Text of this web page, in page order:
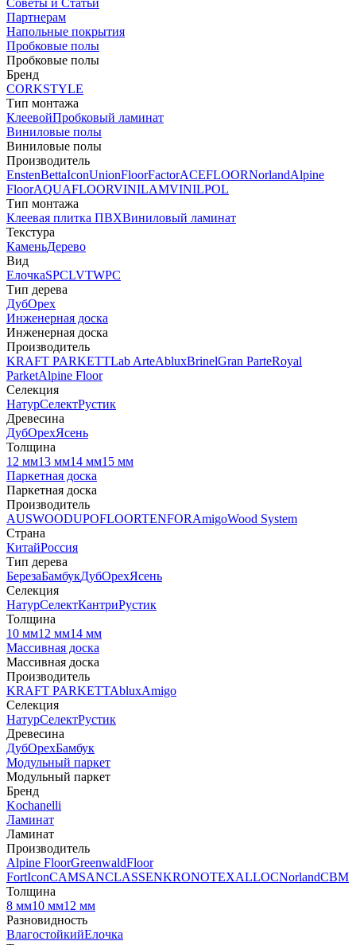
Советы и Статьи
Партнерам
Напольные покрытия
Пробковые полы
Пробковые полы
Бренд
CORKSTYLE
Тип монтажа
КлеевойПробковый ламинат
Виниловые полы
Виниловые полы
Производитель
EnstenBettaIconUnionFloorFactorACEFLOORNorlandAlpine
FloorAQUAFLOORVINILAMVINILPOL
Тип монтажа
Клеевая плитка ПВХВиниловый ламинат
Текстура
КаменьДерево
Вид
ЕлочкаSPCLVTWPC
Тип дерева
ДубОрех
Инженерная доска
Инженерная доска
Производитель
KRAFT PARKETTLab ArteAbluxBrinelGran ParteRoyal
ParketAlpine Floor
Селекция
НатурСелектРустик
Древесина
ДубОрехЯсень
Толщина
12 мм13 мм14 мм15 мм
Паркетная доска
Паркетная доска
Производитель
AUSWOODUPOFLOORTENFORAmigoWood System
Страна
КитайРоссия
Тип дерева
БерезаБамбукДубОрехЯсень
Селекция
НатурСелектКантриРустик
Толщина
10 мм12 мм14 мм
Массивная доска
Массивная доска
Производитель
KRAFT PARKETTAbluxAmigo
Селекция
НатурСелектРустик
Древесина
ДубОрехБамбук
Модульный паркет
Модульный паркет
Бренд
Kochanelli
Ламинат
Ламинат
Производитель
Alpine FloorGreenwaldFloor
FortIconCAMSANCLASSENKRONOTEXALLOCNorlandCBM
Толщина
8 мм10 мм12 мм
Разновидность
ВлагостойкийЕлочка